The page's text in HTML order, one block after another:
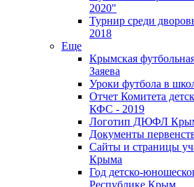
2020"
Турнир среди
2018
Еще
Крымская
Заяева
Уроки футбола в
Отчет Комитета
КФС - 2019
Логотип ДЮФЛ
Документы
Сайты и страницы
Крыма
Год детско-
Республике Крым